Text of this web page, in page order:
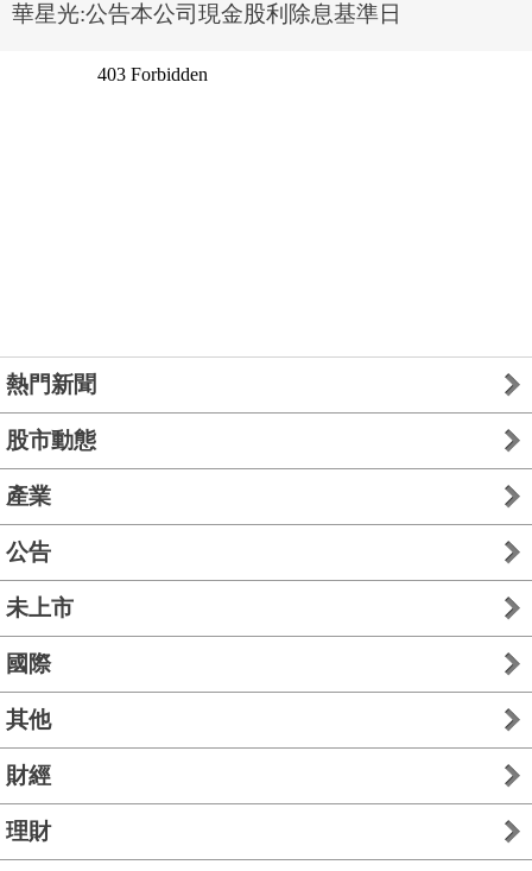
華星光:公告本公司現金股利除息基準日
熱門新聞
股市動態
產業
公告
未上市
國際
其他
財經
理財